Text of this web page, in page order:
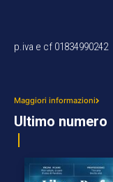
p.iva e cf 01834990242
Maggiori informazioni
Ultimo numero